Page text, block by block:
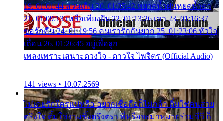
19. 01:01:44 ส่วนเกิน 20. 01:05:42 หยาดน้ำฝนหยดน้ำตา
21. 01:09:13 เหลือเพียงฝัน 22. 01:13:26 เขา 23. 01:16:37
ขอรักคืน 24. 01:19:56 คนเรารักกันยาก 25. 01:23:06 หัวใจ
เถื่อน 26. 01:26:45 อยู่เพื่อลูก
เพลงเพราะเสนาะดวงใจ - ดาวใจ ไพจิตร (Official Audio)
141 views • 10.07.2569
ไม่เคยรักใครแน่หรือ อยากเชื่อถือก็ไม่กล้า ติ๋มใช่คนสวย
ตรึงใจ ติ๋มใช่งามซึ้งตรึงตรา พี่หรือจะมาหมายร่วมชีวี ก็